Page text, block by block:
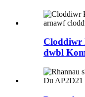
Cloddiwr
dwbl